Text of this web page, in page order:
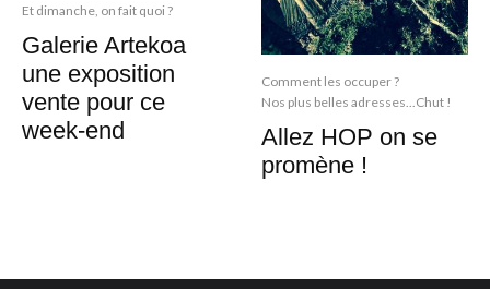
Et dimanche, on fait quoi ?
Galerie Artekoa
une exposition
vente pour ce
week-end
Comment les occuper ?
Nos plus belles adresses...Chut !
Allez HOP on se
promène !